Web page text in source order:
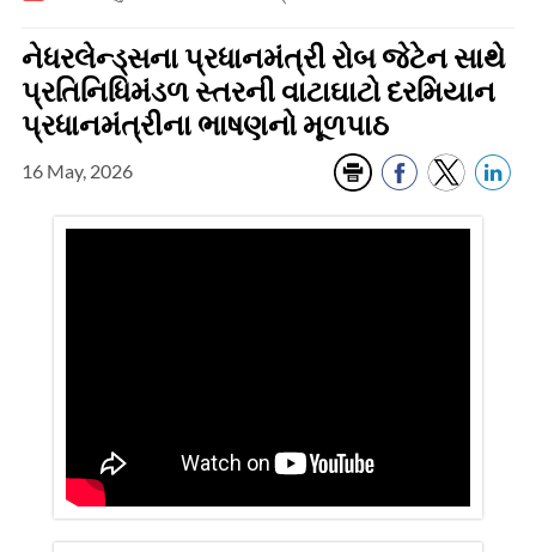
નેધરલેન્ડ્સના પ્રધાનમંત્રી રોબ જેટેન સાથે
પ્રતિનિધિમંડળ સ્તરની વાટાઘાટો દરમિયાન
પ્રધાનમંત્રીના ભાષણનો મૂળપાઠ
16 May, 2026